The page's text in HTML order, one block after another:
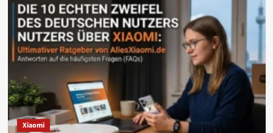
Xiaomi